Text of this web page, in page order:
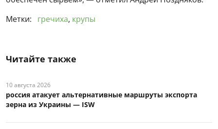
Метки:
гречиха, крупы
Читайте также
10 августа 2026
россия атакует альтернативные маршруты экспорта
зерна из Украины — ISW